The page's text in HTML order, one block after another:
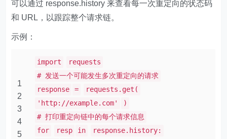
可以通过 response.history 来查看每一次重定向的状态码
和 URL，以跟踪整个请求链。
示例：
1
2
3
4
5
import
requests
# 发送一个可能发生多次重定向的请求
response
=
requests.get(
'http://example.com'
)
# 打印重定向链中的每个请求信息
for
resp in
response.history: